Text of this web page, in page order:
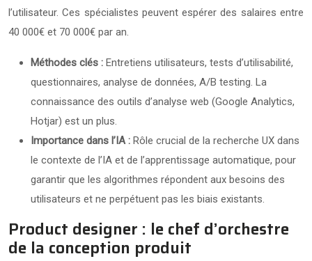
l’utilisateur. Ces spécialistes peuvent espérer des salaires entre
40 000€ et 70 000€ par an.
Méthodes clés : Entretiens utilisateurs, tests d’utilisabilité,
questionnaires, analyse de données, A/B testing. La
connaissance des outils d’analyse web (Google Analytics,
Hotjar) est un plus.
Importance dans l’IA : Rôle crucial de la recherche UX dans
le contexte de l’IA et de l’apprentissage automatique, pour
garantir que les algorithmes répondent aux besoins des
utilisateurs et ne perpétuent pas les biais existants.
Product designer : le chef d’orchestre
de la conception produit